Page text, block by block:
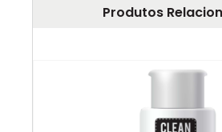
Produtos